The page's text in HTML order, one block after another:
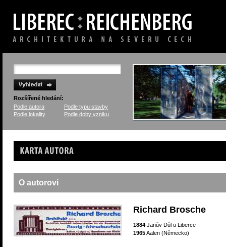
Rozšířené hledání:
Podle autora
Podle typu stavby
Podle lokality
Podle doby vzniku
Karta autora
O autorovi
Richard Brosche
1884 Janův Důl u Liberce
1965Aalen (Německo)